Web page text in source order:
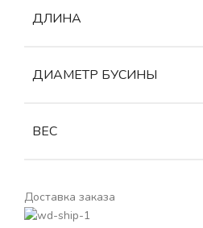
ДЛИНА
ДИАМЕТР БУСИНЫ
ВЕС
Доставка заказа